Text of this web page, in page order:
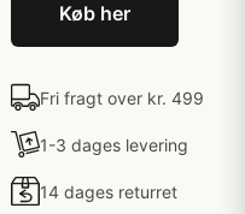
Køb her
Fri fragt over kr. 499
1-3 dages levering
14 dages returret